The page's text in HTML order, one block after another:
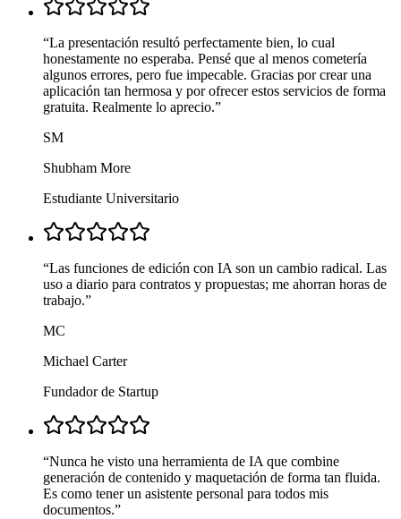
“La presentación resultó perfectamente bien, lo cual
honestamente no esperaba. Pensé que al menos cometería
algunos errores, pero fue impecable. Gracias por crear una
aplicación tan hermosa y por ofrecer estos servicios de forma
gratuita. Realmente lo aprecio.”
SM
Shubham More
Estudiante Universitario
“Las funciones de edición con IA son un cambio radical. Las
uso a diario para contratos y propuestas; me ahorran horas de
trabajo.”
MC
Michael Carter
Fundador de Startup
“Nunca he visto una herramienta de IA que combine
generación de contenido y maquetación de forma tan fluida.
Es como tener un asistente personal para todos mis
documentos.”